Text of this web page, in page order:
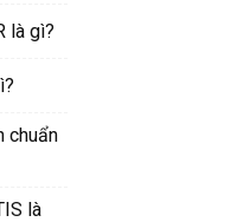
là gì?
chuẩn
là